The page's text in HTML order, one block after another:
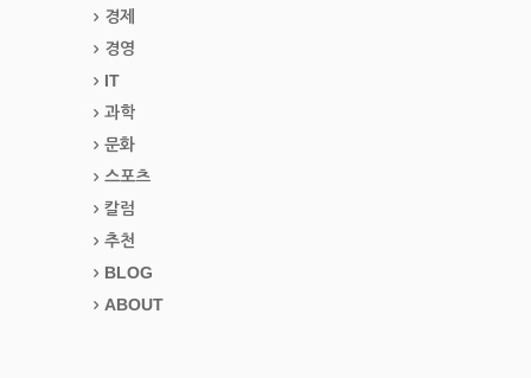
경제
경영
IT
과학
문화
스포츠
칼럼
추천
BLOG
ABOUT